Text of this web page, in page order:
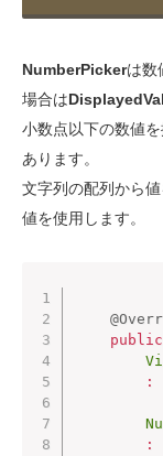
NumberPickerは数
場合は
小数点以下の数値
あります。
文字列の配列から
値を使用します。
public
:
: